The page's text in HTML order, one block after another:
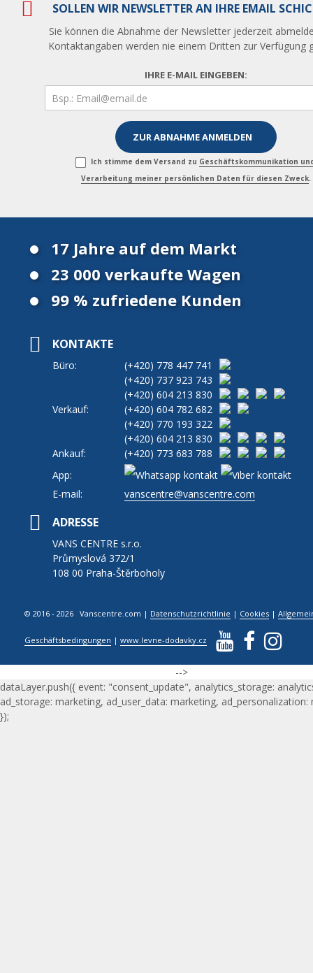
SOLLEN WIR NEWSLETTER AN IHRE EMAIL
Sie können die Abnahme der Newsletter jederzeit
Kontaktangaben werden nie einem Dritten zur Verfügung
IHRE E-MAIL EINGEBEN:
Ich stimme dem Versand zu Geschäftskommunikation
Verarbeitung meiner persönlichen Daten für diesen Zweck.
17 Jahre auf dem Markt
23 000 verkaufte Wagen
99 % zufriedene Kunden
KONTAKTE
Büro: (+420) 778 447 741
(+420) 737 923 743
(+420) 604 213 830
Verkauf:
(+420) 604 782 682
(+420) 770 193 322
(+420) 604 213 830
Ankauf:
(+420) 773 683 788
App:
E-mail:
vanscentre@vanscentre.com
ADRESSE
VANS CENTRE s.r.o.
Průmyslová 372/1
108 00 Praha-Štěrboholy
© 2016 - 2026 Vanscentre.com | Datenschutzrichtlinie | Cookies |
Geschäftsbedingungen |www.levne-dodavky.cz
-->
dataLayer.push({ event: "consent_update", analytics_storage:
ad_storage: marketing, ad_user_data: marketing, ad_personalization:
});